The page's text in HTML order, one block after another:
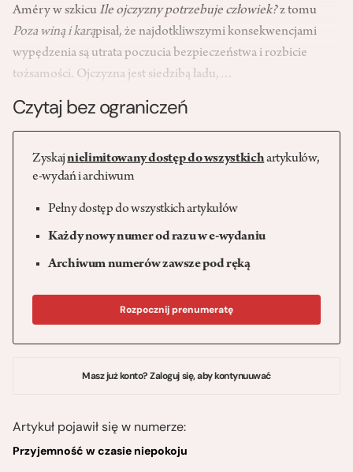
Améry w szkicuIle ojczyzny potrzebuje człowiek?z tomu
Poza winą i karąpisał, że najdotkliwszymi konsekwencjami
wypędzenia są utrata poczucia bezpieczeństwa i rozbicie
tożsamości. Ojczyzna jest siedzibą ładu,…
Czytaj bez ograniczeń
Zyskajnielimitowany dostęp do wszystkichartykułów,
e-wydań i archiwum
Pełny dostęp do wszystkich artykułów
Każdy nowy numer od razu w e-wydaniu
Archiwum numerów zawsze pod ręką
Rozpocznij prenumeratę
Masz już konto? Zaloguj się, aby kontynuuwać
Artykuł pojawił się w numerze:
Przyjemność w czasie niepokoju